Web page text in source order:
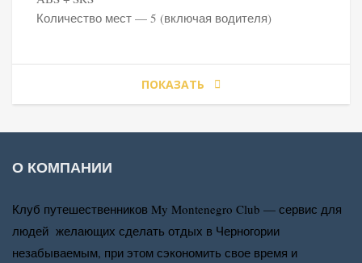
Количество мест — 5 (включая водителя)
ПОКАЗАТЬ
О КОМПАНИИ
Клуб путешественников My Montenegro Club — сервис для
людей желающих сделать отдых в Черногории
незабываемым, при этом сэкономить свое время и